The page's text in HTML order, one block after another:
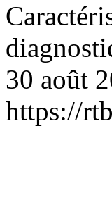
30 août
https://